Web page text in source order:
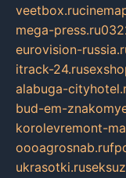
veetbox.ru
mega-press.ru
eurovision-
itrack-24.ru
alabuga-
bud-em-
korolevremont-
oooagrosnab.ru
ukrasotki.ru